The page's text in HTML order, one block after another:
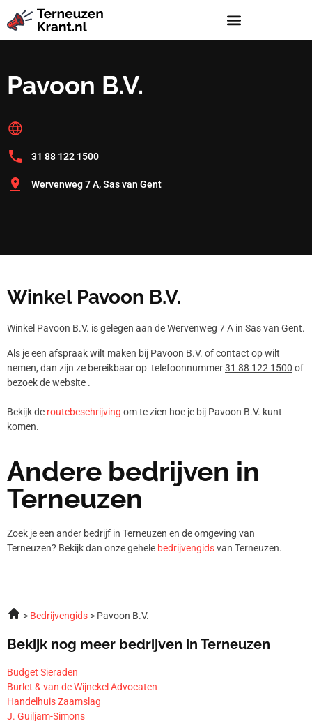
Pavoon B.V.
31 88 122 1500
Wervenweg 7 A, Sas van Gent
Winkel Pavoon B.V.
Winkel Pavoon B.V. is gelegen aan de Wervenweg 7 A in Sas van Gent.
Als je een afspraak wilt maken bij Pavoon B.V. of contact op wilt
nemen, dan zijn ze bereikbaar op telefoonnummer31 88 122 1500 of
bezoek de website .
Bekijk de routebeschrijving om te zien hoe je bij Pavoon B.V. kunt
komen.
Andere bedrijven in
Terneuzen
Zoek je een ander bedrijf in Terneuzen en de omgeving van
Terneuzen? Bekijk dan onze gehele bedrijvengidsvan Terneuzen.
Bedrijvengids Pavoon B.V.
Bekijk nog meer bedrijven in Terneuzen
Budget Sieraden
Burlet & van de Wijnckel Advocaten
Handelhuis Zaamslag
J. Guiljam-Simons